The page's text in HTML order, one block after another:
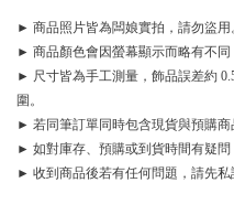
► 商品照片皆為闆娘實拍，請勿盜用
► 商品顏色會因螢幕顯示而略有不同
► 尺寸皆為手工測量，飾品誤差約
圍。
► 若同筆訂單同時包含現貨與預購商
► 如對庫存、預購或到貨時間有疑問
► 收到商品後若有任何問題，請先私